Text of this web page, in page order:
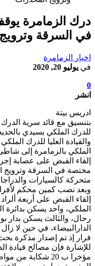
درك الزمامرة
في السرقة
اخبار الزمامرة
في يوليو 20, 2020
0
انشر
ادريس بيتة
بتنسيق مع قائد سرية الدرك
للدرك الملكي بسيدي
والقيادة العليا للدرك
الملكي بالزمامرة إلى
إلقاء القبض على عصابة
مختصة في السرقة وترويج
متحركة كالسيارات
وبعد نصب كمين محكم
إلقاء القبض على أربعة
الملكي، واحد يسكن
رحال، والثالث يسكن بدار
الدارالبيضاء، في حين لا
فرار إذ تم إصدار مذكرة
للإشارة فإن مصالح قيادة
مؤخرا ب 20